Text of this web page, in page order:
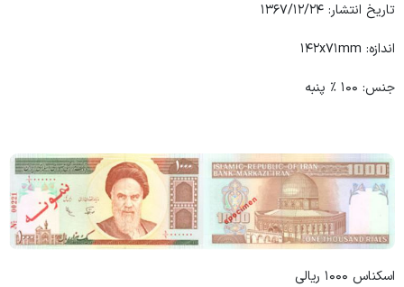
تاریخ انتشار: ۱۳۶۷/۱۲/۲۴
اندازه: ۱۴۲x۷۱mm
جنس: ۱۰۰ ٪ پنبه
اسکناس ۱۰۰۰ ریالی